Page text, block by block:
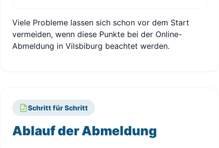
Viele Probleme lassen sich schon vor dem Start
vermeiden, wenn diese Punkte bei der Online-
Abmeldung in Vilsbiburg beachtet werden.
Schritt für Schritt
Ablauf der Abmeldung